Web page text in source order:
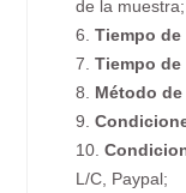
de la muestra;
6.Tiempo de
7.Tiempo
8. Método
9.
10.
L/C, Paypal;